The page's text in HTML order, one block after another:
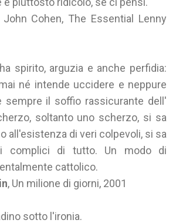
Cohen, The Essential Lenny
spirito, arguzia e anche perfidia:
né intende uccidere e neppure
sempre il soffio rassicurante dell'
soltanto uno scherzo, si sa
all'esistenza di veri colpevoli, si sa
complici di tutto. Un modo di
cattolico.
, Un milione di giorni, 2001
sotto l'ironia.